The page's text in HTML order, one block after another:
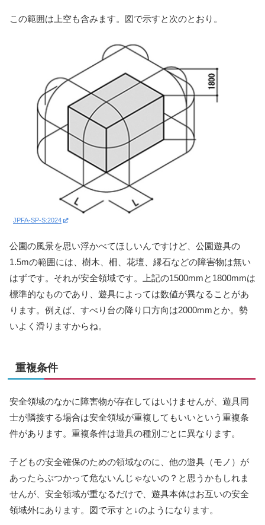
この範囲は上空も含みます。図で示すと次のとおり。
JPFA-SP-S:2024
公園の風景を思い浮かべてほしいんですけど、公園遊具の
1.5mの範囲には、樹木、柵、花壇、縁石などの障害物は無い
はずです。それが安全領域です。上記の1500mmと1800mmは
標準的なものであり、遊具によっては数値が異なることがあ
ります。例えば、すべり台の降り口方向は2000mmとか。勢
いよく滑りますからね。
重複条件
安全領域のなかに障害物が存在してはいけませんが、遊具同
士が隣接する場合は安全領域が重複してもいいという重複条
件があります。重複条件は遊具の種別ごとに異なります。
子どもの安全確保のための領域なのに、他の遊具（モノ）が
あったらぶつかって危ないんじゃないの？と思うかもしれま
せんが、安全領域が重なるだけで、遊具本体はお互いの安全
領域外にあります。図で示すと↓のようになります。